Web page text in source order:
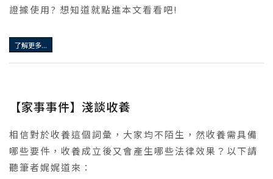
證據使用? 想知道就點進本文看看吧!
了解更多...
【家事事件】淺談收養
相信對於收養這個詞彙，大家均不陌生，然收養需具備
哪些要件，收養成立後又會產生哪些法律效果？以下請
聽筆者娓娓道來：